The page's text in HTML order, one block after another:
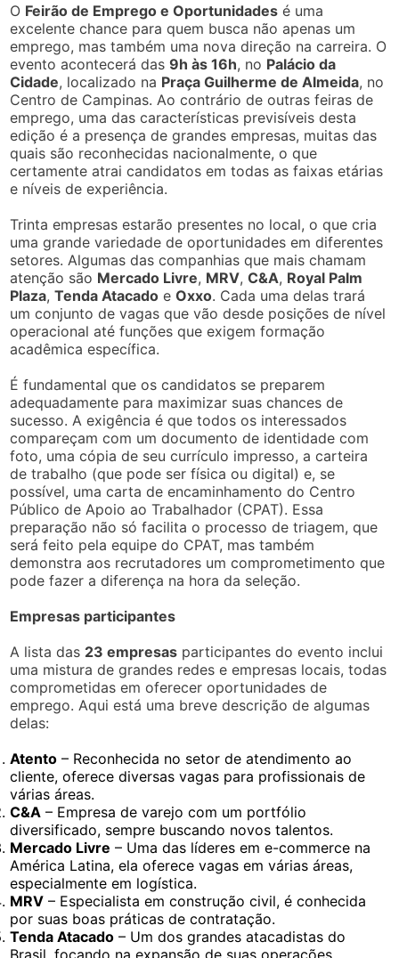
O Feirão de Emprego e Oportunidades é uma
excelente chance para quem busca não apenas um
emprego, mas também uma nova direção na carreira. O
evento acontecerá das9h às 16h, no Palácio da
Cidade, localizado na Praça Guilherme de Almeida, no
Centro de Campinas. Ao contrário de outras feiras de
emprego, uma das características previsíveis desta
edição é a presença de grandes empresas, muitas das
quais são reconhecidas nacionalmente, o que
certamente atrai candidatos em todas as faixas etárias
e níveis de experiência.
Trinta empresas estarão presentes no local, o que cria
uma grande variedade de oportunidades em diferentes
setores. Algumas das companhias que mais chamam
atenção são Mercado Livre, MRV,C&A, Royal Palm
Plaza,Tenda Atacado eOxxo. Cada uma delas trará
um conjunto de vagas que vão desde posições de nível
operacional até funções que exigem formação
acadêmica específica.
É fundamental que os candidatos se preparem
adequadamente para maximizar suas chances de
sucesso. A exigência é que todos os interessados
compareçam com um documento de identidade com
foto, uma cópia de seu currículo impresso, a carteira
de trabalho (que pode ser física ou digital) e, se
possível, uma carta de encaminhamento do Centro
Público de Apoio ao Trabalhador (CPAT). Essa
preparação não só facilita o processo de triagem, que
será feito pela equipe do CPAT, mas também
demonstra aos recrutadores um comprometimento que
pode fazer a diferença na hora da seleção.
Empresas participantes
A lista das 23 empresas participantes do evento inclui
uma mistura de grandes redes e empresas locais, todas
comprometidas em oferecer oportunidades de
emprego. Aqui está uma breve descrição de algumas
delas:
Atento – Reconhecida no setor de atendimento ao
cliente, oferece diversas vagas para profissionais de
várias áreas.
C&A – Empresa de varejo com um portfólio
diversificado, sempre buscando novos talentos.
Mercado Livre – Uma das líderes em e-commerce na
América Latina, ela oferece vagas em várias áreas,
especialmente em logística.
MRV – Especialista em construção civil, é conhecida
por suas boas práticas de contratação.
Tenda Atacado – Um dos grandes atacadistas do
Brasil, focando na expansão de suas operações.